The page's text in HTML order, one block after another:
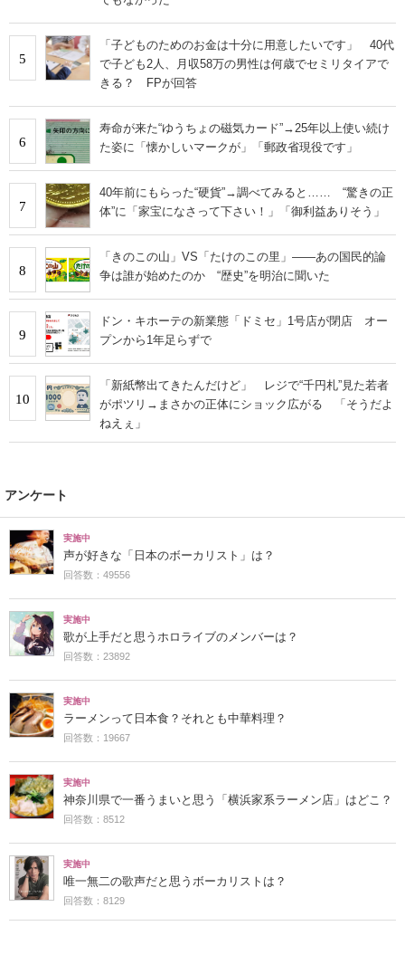
5
「子どものためのお金は十分に用意したいです」 40代
で子ども2人、月収58万の男性は何歳でセミリタイアで
きる？ FPが回答
6
寿命が来た“ゆうちょの磁気カード”→25年以上使い続け
た姿に「懐かしいマークが」「郵政省現役です」
7
40年前にもらった“硬貨”→調べてみると…… “驚きの正
体”に「家宝になさって下さい！」「御利益ありそう」
8
「きのこの山」VS「たけのこの里」――あの国民的論
争は誰が始めたのか “歴史”を明治に聞いた
9
ドン・キホーテの新業態「ドミセ」1号店が閉店 オー
プンから1年足らずで
10
「新紙幣出てきたんだけど」 レジで“千円札”見た若者
がポツリ→まさかの正体にショック広がる 「そうだよ
ねえぇ」
アンケート
実施中
声が好きな「日本のボーカリスト」は？
回答数：49556
実施中
歌が上手だと思うホロライブのメンバーは？
回答数：23892
実施中
ラーメンって日本食？それとも中華料理？
回答数：19667
実施中
神奈川県で一番うまいと思う「横浜家系ラーメン店」はどこ？
回答数：8512
実施中
唯一無二の歌声だと思うボーカリストは？
回答数：8129